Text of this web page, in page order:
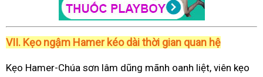
VII. Kẹo ngậm Hamer kéo dài thời gian quan hệ
Kẹo Hamer-Chúa sơn lâm dũng mãnh oanh liệt, viên kẹo